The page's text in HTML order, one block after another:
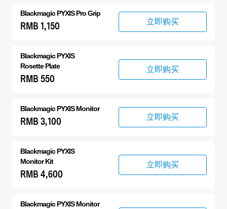
Blackmagic PYXIS Pro Grip
RMB 1,150 立即购买
Blackmagic PYXIS
Rosette Plate
RMB 550
立即购买
Blackmagic PYXIS Monitor
RMB 3,100 立即购买
Blackmagic PYXIS
Monitor Kit
RMB 4,600
立即购买
Blackmagic PYXIS Monitor